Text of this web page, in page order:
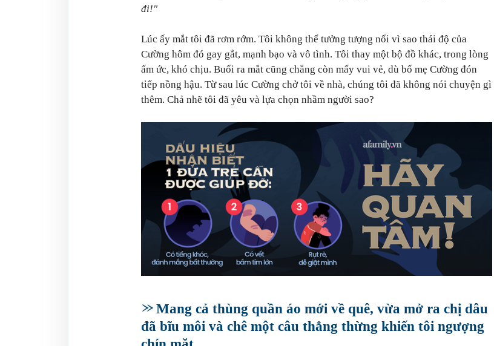
đi!"
Lúc ấy mắt tôi đã rơm rớm. Tôi không thể tưởng tượng nổi vì sao thái độ của
Cường hôm đó gay gắt, mạnh bạo và vô tình. Tôi thay một bộ đồ khác, trong lòng
ấm ức, khó chịu. Buổi ra mắt cũng chẳng còn mấy vui vẻ, dù bố mẹ Cường đón
tiếp nồng hậu. Từ sau lúc Cường chở tôi về nhà, chúng tôi đã không nói chuyện gì
thêm. Chả nhẽ tôi đã yêu và lựa chọn nhầm người sao?
Mang cả thùng quần áo mới về quê, vừa mở ra chị dâu
đã bĩu môi và chê một câu thẳng thừng khiến tôi ngượng